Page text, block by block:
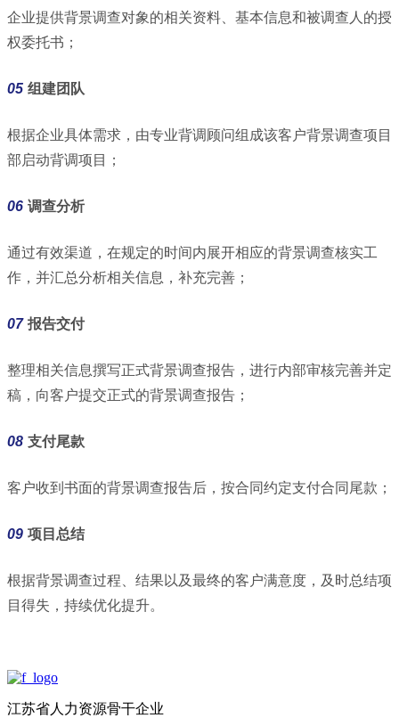
企业提供背景调查对象的相关资料、基本信息和被调查人的授
权委托书；
05 组建团队
根据企业具体需求，由专业背调顾问组成该客户背景调查项目
部启动背调项目；
06 调查分析
通过有效渠道，在规定的时间内展开相应的背景调查核实工
作，并汇总分析相关信息，补充完善；
07 报告交付
整理相关信息撰写正式背景调查报告，进行内部审核完善并定
稿， 向客户提交正式的背景调查报告；
08 支付尾款
客户收到书面的背景调查报告后，按合同约定支付合同尾款；
09 项目总结
根据背景调查过程、结果以及最终的客户满意度，及时总结项
目得失，持续优化提升。
江苏省人力资源骨干企业